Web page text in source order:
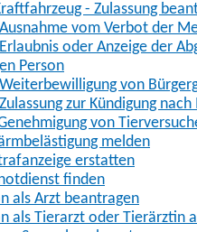
- Zulassung
vom Verbot der
oder Anzeige der
Person
von
zur Kündigung
von
melden
erstatten
finden
als Arzt beantragen
als Tierarzt oder Tierärztin